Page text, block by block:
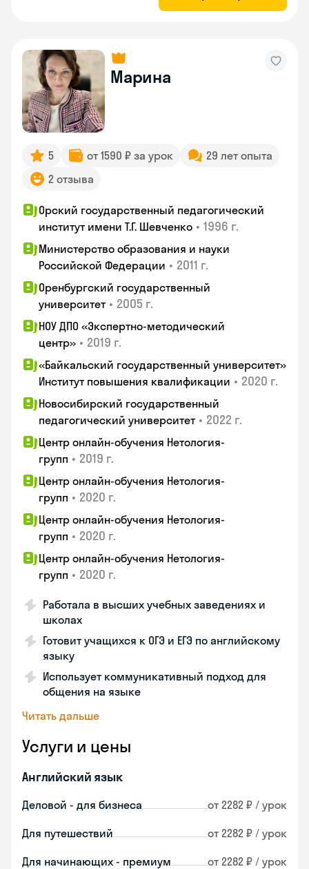
Марина
5 от 1590 ₽ за урок
29 лет опыта
2 отзыва
Орский государственный педагогический
институт имени Т.Г. Шевченко • 1996 г.
Министерство образования и науки
Российской Федерации • 2011 г.
Оренбургский государственный
университет • 2005 г.
НОУ ДПО «Экспертно-методический
центр» • 2019 г.
«Байкальский государственный университет»
Институт повышения квалификации • 2020 г.
Новосибирский государственный
педагогический университет • 2022 г.
Центр онлайн-обучения Нетология-
групп • 2019 г.
Центр онлайн-обучения Нетология-
групп • 2020 г.
Центр онлайн-обучения Нетология-
групп • 2020 г.
Центр онлайн-обучения Нетология-
групп • 2020 г.
Работала в высших учебных заведениях и
школах
Готовит учащихся к ОГЭ и ЕГЭ по английскому
языку
Использует коммуникативный подход для
общения на языке
Читать дальше
Услуги и цены
Английский язык
Деловой - для бизнеса от 2282 ₽ / урок
Для путешествий от 2282 ₽ / урок
Для начинающих - премиум от 2282 ₽ / урок